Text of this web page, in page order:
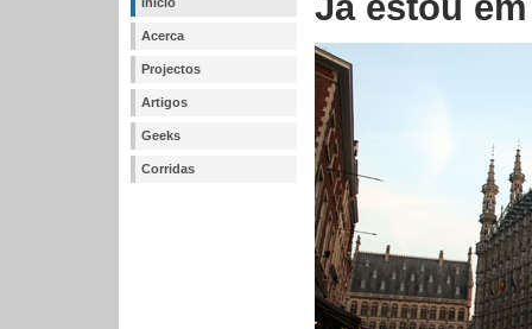
Acerca
Projectos
Artigos
Geeks
Corridas